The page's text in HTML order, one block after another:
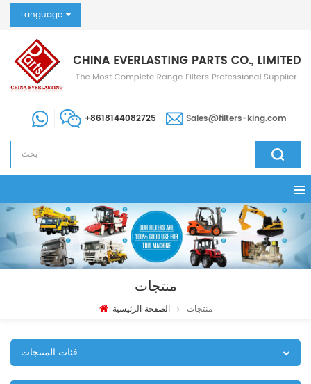
Language
+8618144082725 Sales@filters-king.com
منتجات
الصفحة الرئيسية منتجات
فئات المنتجات